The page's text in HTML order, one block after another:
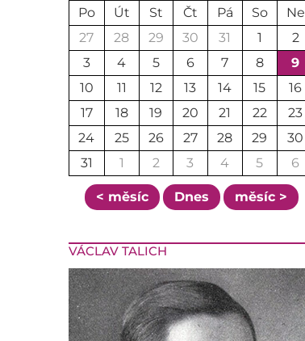
Po
Út St Čt Pá So
Ne
27
28 29 30 31 1
2
3
4 5 6 7 8
9
10
11 12 13 14 15
16
17
18 19 20 21 22
23
24
25 26 27 28 29
30
31
1 2 3 4 5 6
< měsíc Dnes měsíc >
VÁCLAV TALICH